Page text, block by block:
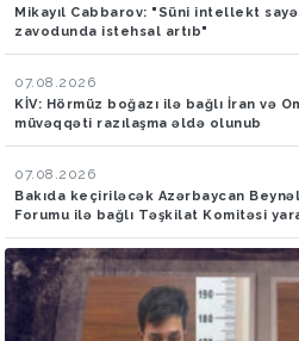
Mikayıl Cabbarov: "Süni intellekt
zavodunda istehsal artıb"
07.08.2026
KİV: Hörmüz boğazı ilə bağlı İran və
müvəqqəti razılaşma əldə olunub
07.08.2026
Bakıda keçiriləcək Azərbaycan
Forumu ilə bağlı Təşkilat Komitəsi